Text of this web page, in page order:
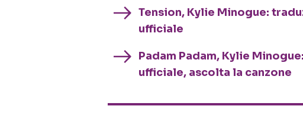
Tension, Kylie Minogue:
ufficiale
Padam Padam, Kylie
ufficiale, ascolta la canzone